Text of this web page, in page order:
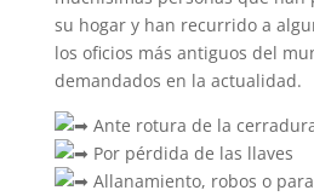
su hogar y han recurrido a
los oficios más antiguos del
demandados en la actualidad.
Ante rotura de la
Por pérdida de las llaves
Allanamiento, robos o